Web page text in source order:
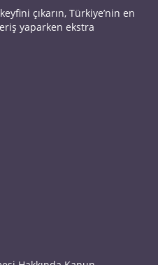
çıkarın, Türkiye’nin en
yaparken ekstra